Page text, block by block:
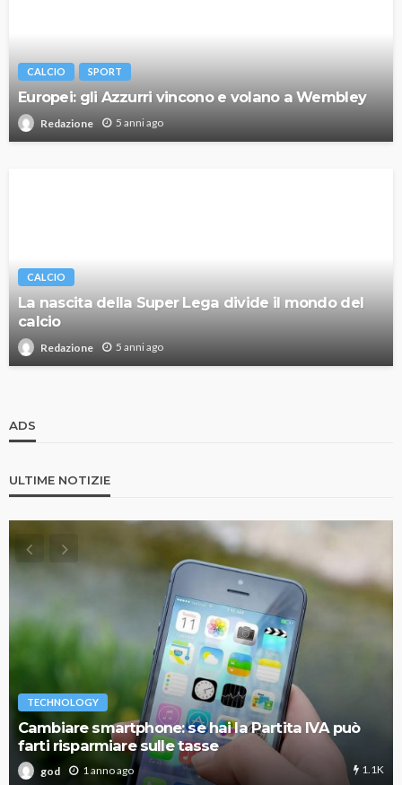
CALCIO SPORT
Europei: gli Azzurri vincono e volano a Wembley
Redazione 5 anni ago
CALCIO
La nascita della Super Lega divide il mondo del
calcio
Redazione 5 anni ago
ADS
ULTIME NOTIZIE
TECHNOLOGY
Cambiare smartphone: se hai la Partita IVA può
farti risparmiare sulle tasse
god 1 anno ago 1.1K